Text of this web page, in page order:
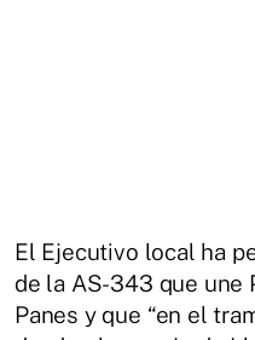
El Ejecutivo local ha
de la AS-343 que une
Panes y que “en el